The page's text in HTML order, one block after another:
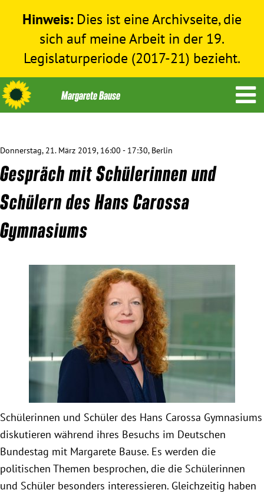
Hinweis: Dies ist eine Archivseite, die
sich auf meine Arbeit in der 19.
Legislaturperiode (2017-21) bezieht.
Menschenrechte
Humanitäre Hilfe
Obfrau im Ausschuss für Menschenrechte und
humanitäre Hilfe
Mein Abstimmungsverhalten
Ämter, Funktionen und Einkünfte
Praktikum
Patenschaftsprogramm
Donnerstag, 21. März 2019, 16:00 - 17:30, Berlin
Gespräch mit Schülerinnen und
Schülern des Hans Carossa
Gymnasiums
Schülerinnen und Schüler des Hans Carossa Gymnasiums
diskutieren während ihres Besuchs im Deutschen
Bundestag mit Margarete Bause. Es werden die
politischen Themen besprochen, die die Schülerinnen
und Schüler besonders interessieren. Gleichzeitig haben